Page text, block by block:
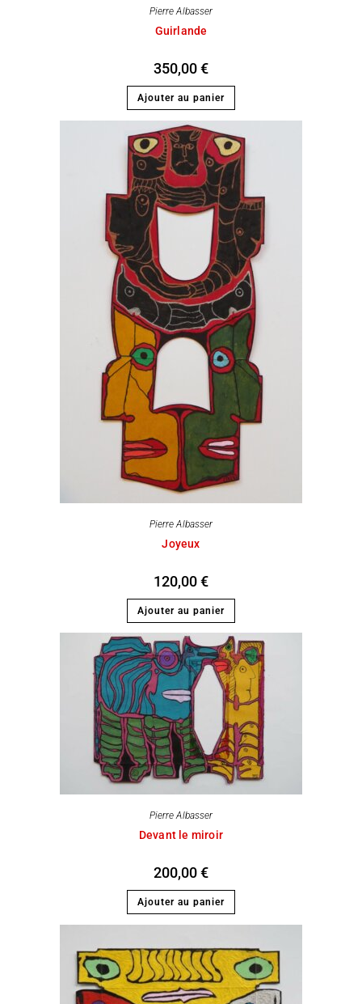
Pierre Albasser
Guirlande
350,00€
Ajouter au panier
Pierre Albasser
Joyeux
120,00€
Ajouter au panier
Pierre Albasser
Devant le miroir
200,00€
Ajouter au panier